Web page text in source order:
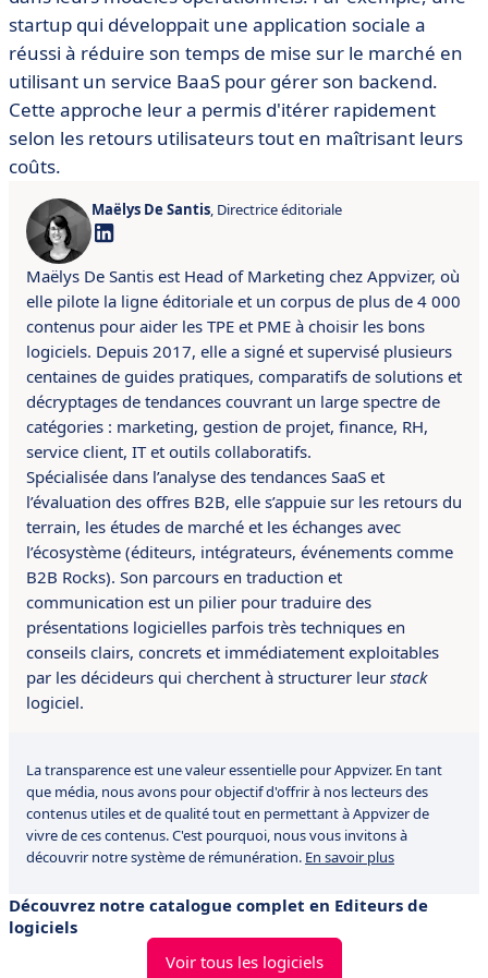
startup qui développait une application sociale a
réussi à réduire son temps de mise sur le marché en
utilisant un service BaaS pour gérer son backend.
Cette approche leur a permis d'itérer rapidement
selon les retours utilisateurs tout en maîtrisant leurs
coûts.
Maëlys De Santis, Directrice éditoriale
Maëlys De Santis est Head of Marketing chez Appvizer, où
elle pilote la ligne éditoriale et un corpus de plus de 4 000
contenus pour aider les TPE et PME à choisir les bons
logiciels. Depuis 2017, elle a signé et supervisé plusieurs
centaines de guides pratiques, comparatifs de solutions et
décryptages de tendances couvrant un large spectre de
catégories : marketing, gestion de projet, finance, RH,
service client, IT et outils collaboratifs.
Spécialisée dans l’analyse des tendances SaaS et
l’évaluation des offres B2B, elle s’appuie sur les retours du
terrain, les études de marché et les échanges avec
l’écosystème (éditeurs, intégrateurs, événements comme
B2B Rocks). Son parcours en traduction et
communication est un pilier pour traduire des
présentations logicielles parfois très techniques en
conseils clairs, concrets et immédiatement exploitables
par les décideurs qui cherchent à structurer leur stack
logiciel.
La transparence est une valeur essentielle pour Appvizer. En tant
que média, nous avons pour objectif d'offrir à nos lecteurs des
contenus utiles et de qualité tout en permettant à Appvizer de
vivre de ces contenus. C'est pourquoi, nous vous invitons à
découvrir notre système de rémunération. En savoir plus
Découvrez notre catalogue complet en Editeurs de
logiciels
Voir tous les logiciels